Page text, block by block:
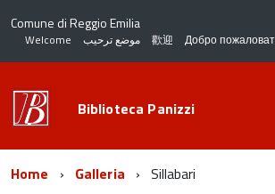
Comune di Reggio Emilia
Welcome موضع ترحيب 歡迎 Добро
Biblioteca Panizzi
Home Galleria Sillabari